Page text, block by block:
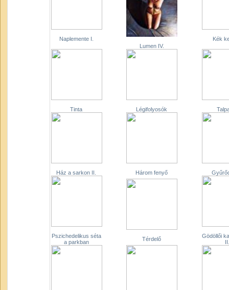
Naplemente I.
Lumen IV.
Kék
Tinta Légifolyosók
Ház a sarkon II. Három fenyő
Pszichedelikus séta
a parkban
Térdelő
Gödöllői
II.